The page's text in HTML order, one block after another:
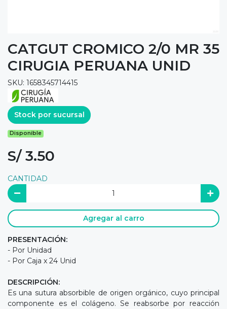
CATGUT CROMICO 2/0 MR 35
CIRUGIA PERUANA UNID
SKU: 1658345714415
Stock por sucursal
Disponible
S/ 3.50
CANTIDAD
Agregar al carro
PRESENTACIÓN:
- Por Unidad
- Por Caja x 24 Unid
DESCRIPCIÓN:
Es una sutura absorbible de origen orgánico, cuyo principal
componente es el colágeno. Se reabsorbe por reacción